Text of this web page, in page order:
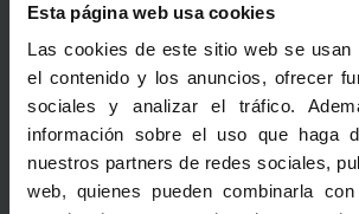
Esta página web usa cookies
Las cookies de este sitio web se usan
el contenido y los anuncios, ofrecer
sociales y analizar el tráfico.
información sobre el uso que haga
nuestros partners de redes sociales,
web, quienes pueden combinarla
Cette année sera encore
Nous continuerons à
académique, mais aussi à
développement personnel,
l'esprit d'équipe. Notre
non seulement des esprits